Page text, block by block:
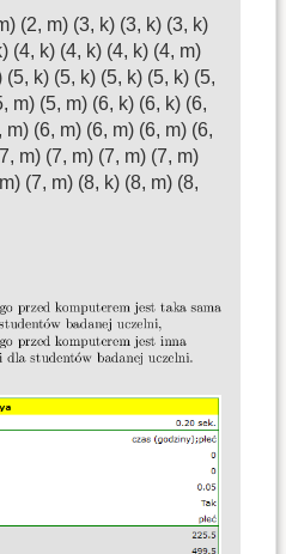
(2, m) (3, k) (3, k) (3, k)
(4, k) (4, k) (4, k) (4, m)
k) (5, k) (5, k) (5, k) (5,
m) (5, m) (6, k) (6, k) (6,
m) (6, m) (6, m) (6, m) (6,
m) (7, m) (7, m) (7, m)
(7, m) (8, k) (8, m) (8,